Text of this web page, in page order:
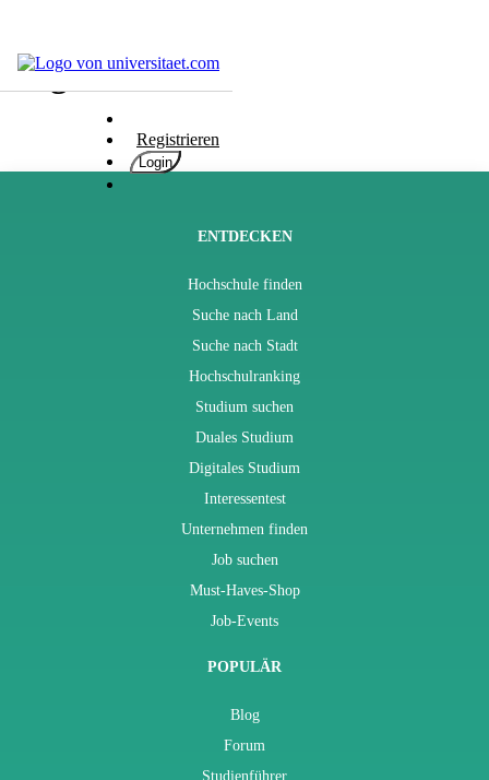
Registrieren
Login
Blog
ENTDECKEN
Hochschule finden
Suche nach Land
Suche nach Stadt
Hochschulranking
Studium suchen
Duales Studium
Digitales Studium
Interessentest
Unternehmen finden
Job suchen
Must-Haves-Shop
Job-Events
POPULÄR
Blog
Forum
Studienführer